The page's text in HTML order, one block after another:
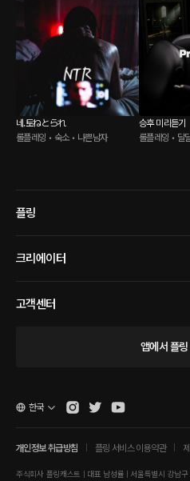
네.토ねとられ
롤플레잉 • 숙소 • 나쁜남자
승후 미리듣기
롤플레잉 • 달
플링
크리에이터
고객센터
앱에서 플링
개인정보 취급방침 플링 서비스 이용약관
주식회사 플링캐스트 | 대표 남성률 | 서울특별시 강남
한국